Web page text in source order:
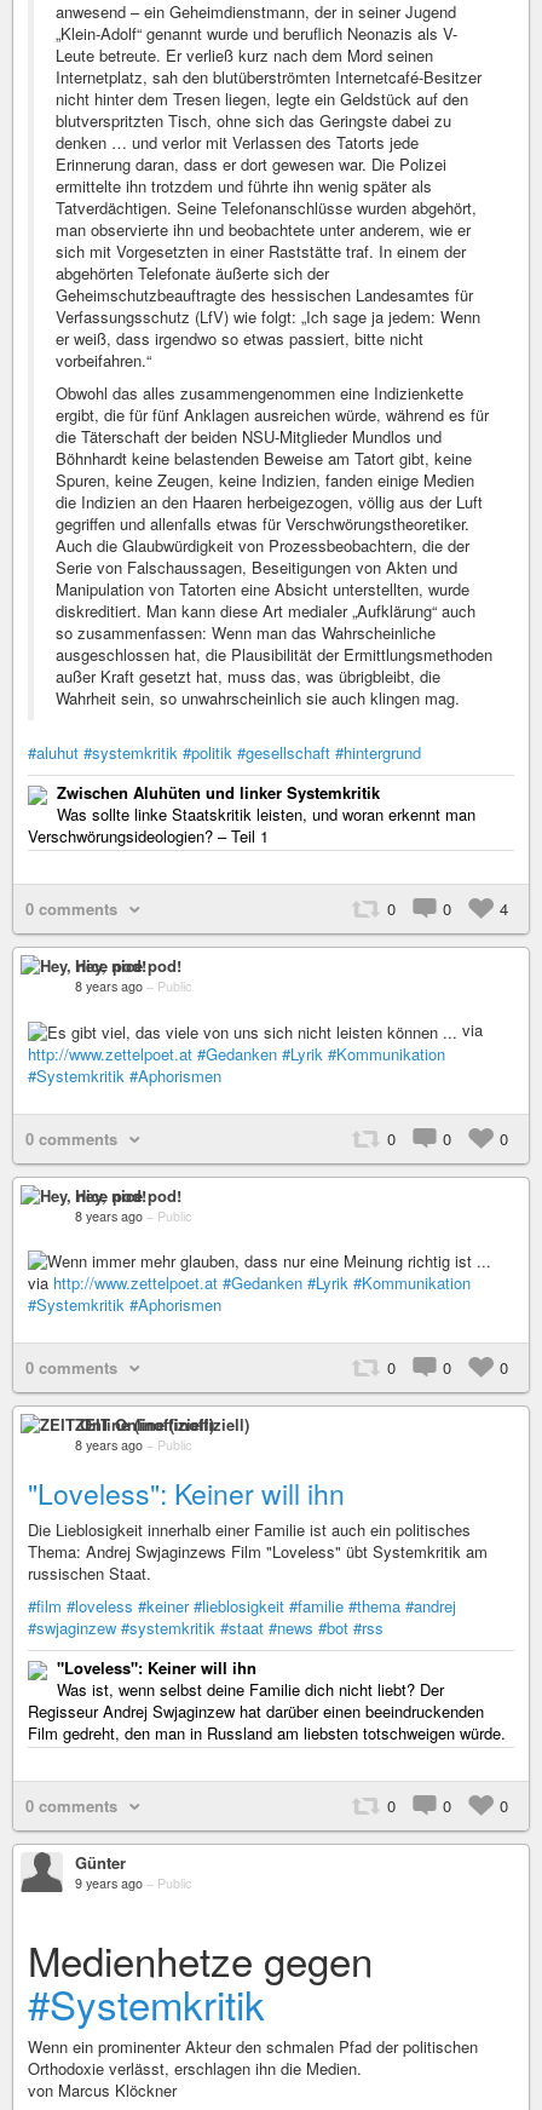
anwesend – ein Geheimdienstmann, der in seiner Jugend
„Klein-Adolf“ genannt wurde und beruflich Neonazis als V-
Leute betreute. Er verließ kurz nach dem Mord seinen
Internetplatz, sah den blutüberströmten Internetcafé-Besitzer
nicht hinter dem Tresen liegen, legte ein Geldstück auf den
blutverspritzten Tisch, ohne sich das Geringste dabei zu
denken … und verlor mit Verlassen des Tatorts jede
Erinnerung daran, dass er dort gewesen war. Die Polizei
ermittelte ihn trotzdem und führte ihn wenig später als
Tatverdächtigen. Seine Telefonanschlüsse wurden abgehört,
man observierte ihn und beobachtete unter anderem, wie er
sich mit Vorgesetzten in einer Raststätte traf. In einem der
abgehörten Telefonate äußerte sich der
Geheimschutzbeauftragte des hessischen Landesamtes für
Verfassungsschutz (LfV) wie folgt: „Ich sage ja jedem: Wenn
er weiß, dass irgendwo so etwas passiert, bitte nicht
vorbeifahren.“
Obwohl das alles zusammengenommen eine Indizienkette
ergibt, die für fünf Anklagen ausreichen würde, während es für
die Täterschaft der beiden NSU-Mitglieder Mundlos und
Böhnhardt keine belastenden Beweise am Tatort gibt, keine
Spuren, keine Zeugen, keine Indizien, fanden einige Medien
die Indizien an den Haaren herbeigezogen, völlig aus der Luft
gegriffen und allenfalls etwas für Verschwörungstheoretiker.
Auch die Glaubwürdigkeit von Prozessbeobachtern, die der
Serie von Falschaussagen, Beseitigungen von Akten und
Manipulation von Tatorten eine Absicht unterstellten, wurde
diskreditiert. Man kann diese Art medialer „Aufklärung“ auch
so zusammenfassen: Wenn man das Wahrscheinliche
ausgeschlossen hat, die Plausibilität der Ermittlungsmethoden
außer Kraft gesetzt hat, muss das, was übrigbleibt, die
Wahrheit sein, so unwahrscheinlich sie auch klingen mag.
#aluhut #systemkritik #politik #gesellschaft #hintergrund
Zwischen Aluhüten und linker Systemkritik
Was sollte linke Staatskritik leisten, und woran erkennt man
Verschwörungsideologien? – Teil 1
0 comments 0 0 4
Hey, nice pod!
8 years ago – Public
via
http://www.zettelpoet.at #Gedanken #Lyrik #Kommunikation
#Systemkritik #Aphorismen
0 comments 0 0 0
Hey, nice pod!
8 years ago – Public
via http://www.zettelpoet.at #Gedanken #Lyrik #Kommunikation
#Systemkritik #Aphorismen
0 comments 0 0 0
ZEIT Online (inoffiziell)
8 years ago – Public
"Loveless": Keiner will ihn
Die Lieblosigkeit innerhalb einer Familie ist auch ein politisches
Thema: Andrej Swjaginzews Film "Loveless" übt Systemkritik am
russischen Staat.
#film #loveless #keiner #lieblosigkeit #familie #thema #andrej
#swjaginzew #systemkritik #staat #news #bot #rss
"Loveless": Keiner will ihn
Was ist, wenn selbst deine Familie dich nicht liebt? Der
Regisseur Andrej Swjaginzew hat darüber einen beeindruckenden
Film gedreht, den man in Russland am liebsten totschweigen würde.
0 comments 0 0 0
Günter
9 years ago – Public
Medienhetze gegen
#Systemkritik
Wenn ein prominenter Akteur den schmalen Pfad der politischen
Orthodoxie verlässt, erschlagen ihn die Medien.
von Marcus Klöckner